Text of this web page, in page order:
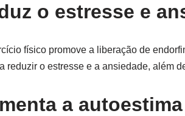
o estresse e
físico promove a liberação de
reduzir o estresse e a ansiedade, além
a autoestima